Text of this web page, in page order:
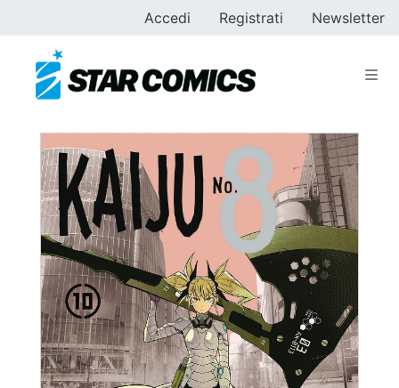
Accedi Registrati Newsletter